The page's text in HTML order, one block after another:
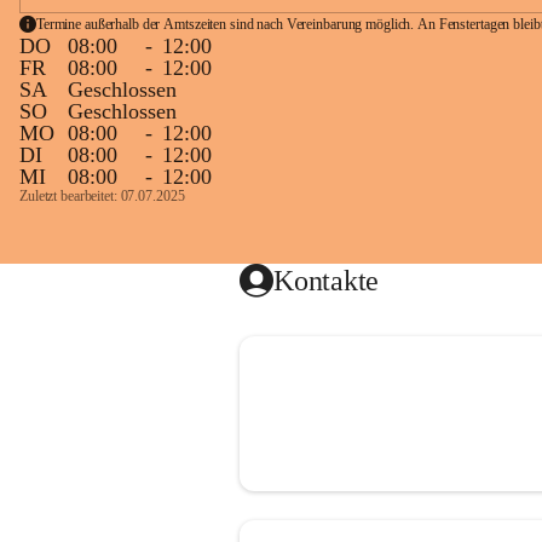
Termine außerhalb der Amtszeiten sind nach Vereinbarung möglich. An Fenstertagen
DO 08:00 - 12:00
FR
08:00 - 12:00
SA
Geschlossen
SO
Geschlossen
MO 08:00 - 12:00
DI
08:00 - 12:00
MI
08:00 - 12:00
Zuletzt bearbeitet: 07.07.2025
Kontakte